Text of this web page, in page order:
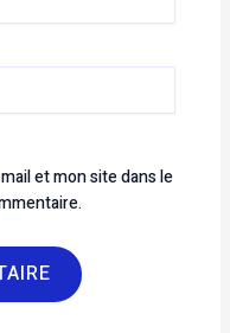
et mon site dans le